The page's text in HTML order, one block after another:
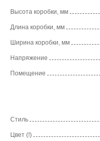
Высота коробки, мм
Длина коробки, мм
Ширина коробки, мм
Напряжение
Помещение
Стиль
Цвет (!)